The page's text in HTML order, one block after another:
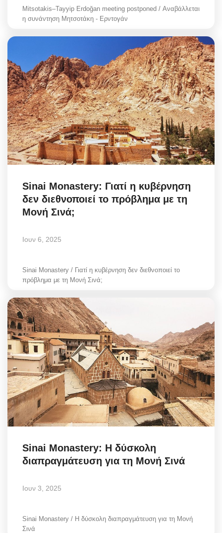
Mitsotakis–Tayyip Erdoğan meeting postponed / Αναβάλλεται
η συνάντηση Μητσοτάκη - Ερντογάν
Sinai Monastery: Γιατί η κυβέρνηση
δεν διεθνοποιεί το πρόβλημα με τη
Μονή Σινά;
Ιουν 6, 2025
Sinai Monastery / Γιατί η κυβέρνηση δεν διεθνοποιεί το
πρόβλημα με τη Μονή Σινά;
Sinai Monastery: Η δύσκολη
διαπραγμάτευση για τη Μονή Σινά
Ιουν 3, 2025
Sinai Monastery / Η δύσκολη διαπραγμάτευση για τη Μονή
Σινά